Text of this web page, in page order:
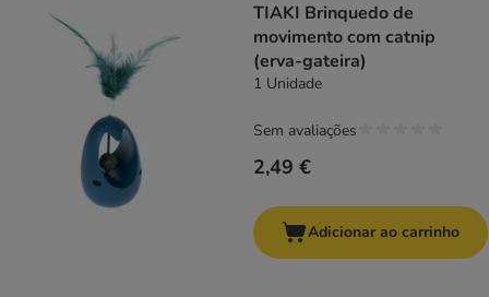
TIAKI Brinquedo de
movimento com catnip
(erva-gateira)
1 Unidade
2,49 €
Sem avaliações
Adicionar ao carrinho